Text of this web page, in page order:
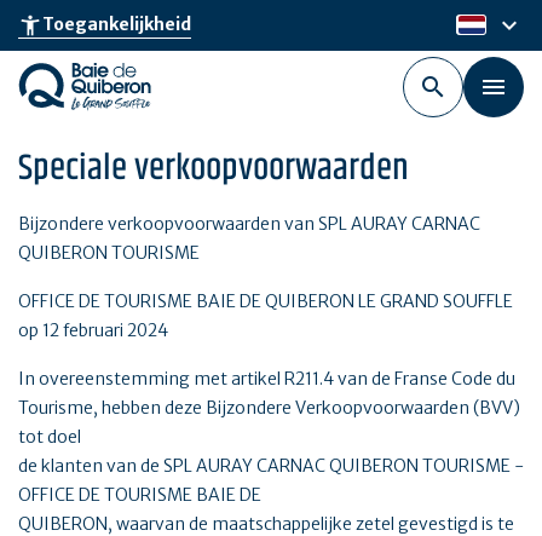
Skip
main
content
accessibility_newToegankelijkheid nl
keyboard_arrow_down
Speciale verkoopvoorwaarden
Bijzondere verkoopvoorwaarden van SPL AURAY CARNAC
QUIBERON TOURISME
OFFICE DE TOURISME BAIE DE QUIBERON LE GRAND SOUFFLE
op 12 februari 2024
In overeenstemming met artikel R211.4 van de Franse Code du
Tourisme, hebben deze Bijzondere Verkoopvoorwaarden (BVV)
tot doel
de klanten van de SPL AURAY CARNAC QUIBERON TOURISME -
OFFICE DE TOURISME BAIE DE
QUIBERON, waarvan de maatschappelijke zetel gevestigd is te